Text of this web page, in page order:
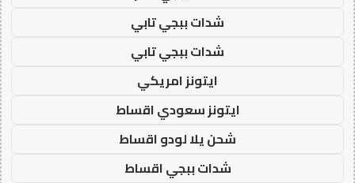
شدات ببجي تابي
شدات ببجي تابي
ايتونز امريكي
ايتونز سعودي اقساط
شحن يلا لودو اقساط
شدات ببجي اقساط